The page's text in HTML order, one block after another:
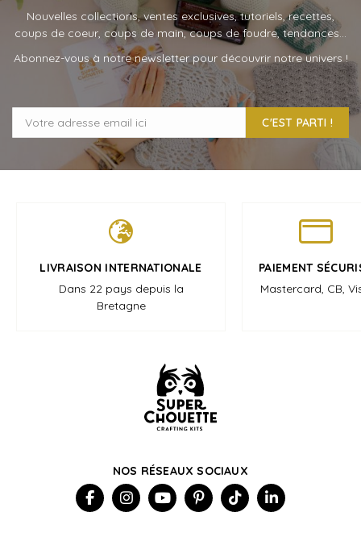
Nouvelles collections, ventes exclusives, tutoriels, recettes,
coups de coeur, coups de main, coups de foudre, tendances…
Abonnez-vous à notre newsletter pour découvrir notre univers !
C'EST PARTI !
LIVRAISON INTERNATIONALE
Dans 22 pays depuis la
Bretagne
PAIEMENT
Mastercard, CB,
NOS RÉSEAUX SOCIAUX